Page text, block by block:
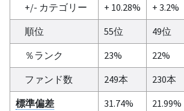
+/- カテゴリー
+ 10.28% + 3.2%
順位
55位 49位
％ランク
23% 22%
ファンド数
249本 230本
標準偏差
31.74% 21.99%